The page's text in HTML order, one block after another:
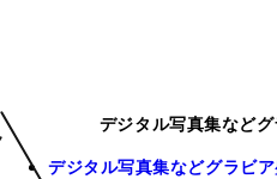
デジタル写真集など
デジタル写真集などグラビ